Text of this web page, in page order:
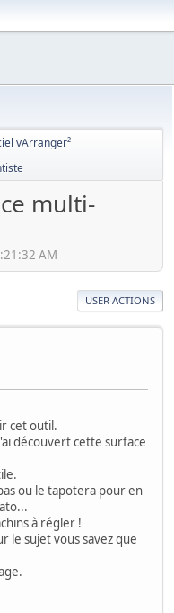
vArranger²
multi-
AM
USER ACTIONS
cet outil.
découvert cette surface
ou le tapotera pour en
à régler !
le sujet vous savez que